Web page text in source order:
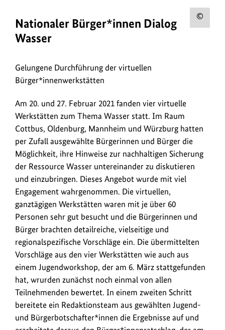
Nationaler Bürger*innen Dialog
Wasser
Gelungene Durchführung der virtuellen
Bürger*innenwerkstätten
Am 20. und 27. Februar 2021 fanden vier virtuelle
Werkstätten zum Thema Wasser statt. Im Raum
Cottbus, Oldenburg, Mannheim und Würzburg hatten
per Zufall ausgewählte Bürgerinnen und Bürger die
Möglichkeit, ihre Hinweise zur nachhaltigen Sicherung
der Ressource Wasser untereinander zu diskutieren
und einzubringen. Dieses Angebot wurde mit viel
Engagement wahrgenommen. Die virtuellen,
ganztägigen Werkstätten waren mit je über 60
Personen sehr gut besucht und die Bürgerinnen und
Bürger brachten detailreiche, vielseitige und
regionalspezifische Vorschläge ein. Die übermittelten
Vorschläge aus den vier Werkstätten wie auch aus
einem Jugendworkshop, der am 6. März stattgefunden
hat, wrurden zunächst noch einmal von allen
Teilnehmenden bewertet. In einem zweiten Schritt
bereitete ein Redaktionsteam aus gewählten Jugend-
und Bürgerbotschafter*innen die Ergebnisse auf und